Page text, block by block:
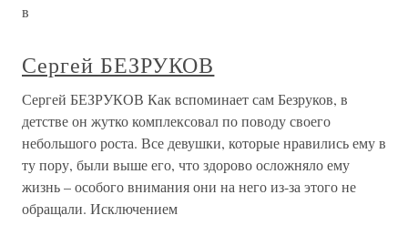
в
Сергей БЕЗРУКОВ
Сергей БЕЗРУКОВ Как вспоминает сам Безруков, в
детстве он жутко комплексовал по поводу своего
небольшого роста. Все девушки, которые нравились ему в
ту пору, были выше его, что здорово осложняло ему
жизнь – особого внимания они на него из-за этого не
обращали. Исключением